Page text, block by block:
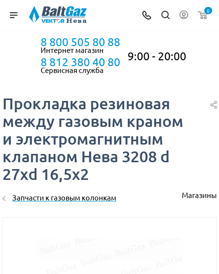
0
8 800 505 80 88
Интернет магазин
8 812 380 40 80
Сервисная служба
9:00 - 20:00
Прокладка резиновая
между газовым краном
и электромагнитным
клапаном Нева 3208 d
27хd 16,5х2
Запчасти к газовым колонкам Магазины